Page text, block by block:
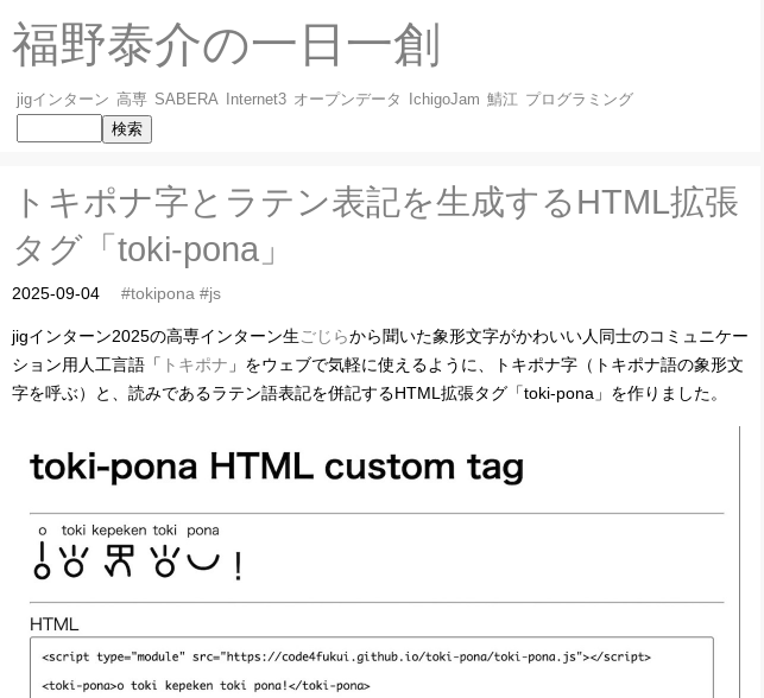
福野泰介の一日一創
jigインターン 高専 SABERA Internet3 オープンデータ IchigoJam 鯖江 プログラミング
トキポナ字とラテン表記を生成するHTML拡張
タグ「toki-pona」
2025-09-04 #tokipona #js
jigインターン2025の高専インターン生ごじらから聞いた象形文字がかわいい人同士のコミュニケー
ション用人工言語「 トキポナ 」をウェブで気軽に使えるように、トキポナ字（トキポナ語の象形文
字を呼ぶ）と、読みであるラテン語表記を併記するHTML拡張タグ「toki-pona」を作りました。